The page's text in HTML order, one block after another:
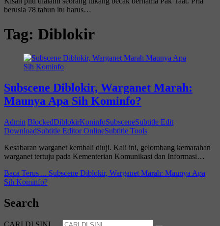
berusia 78 tahun itu harus…
Tag: Diblokir
Subscene Diblokir, Warganet Marah:
Maunya Apa Sih Kominfo?
Admin BlockedDiblokirKoninfoSubsceneSubtitle Edit
DownloadSubtitle Editor OnlineSubtitle Tools
Kesabaran warganet kembali diuji. Kali ini, gelombang kemarahan
warganet tertuju pada Kementerian Komunikasi dan Informasi…
Baca Terus ... Subscene Diblokir, Warganet Marah: Maunya Apa
Sih Kominfo?
Search
CARI DI SINI …